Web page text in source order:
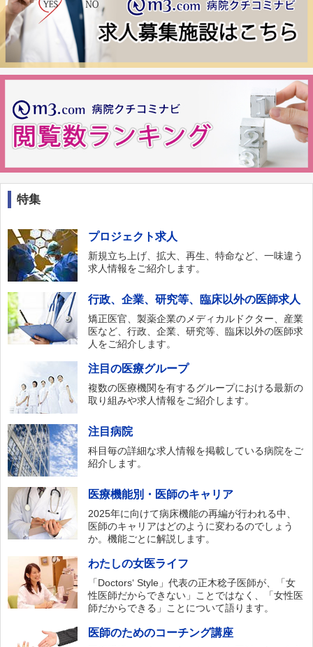
特集
プロジェクト求人
新規立ち上げ、拡大、再生、特命など、一味違う
求人情報をご紹介します。
行政、企業、研究等、臨床以外の医師求人
矯正医官、製薬企業のメディカルドクター、産業
医など、行政、企業、研究等、臨床以外の医師求
人をご紹介します。
注目の医療グループ
複数の医療機関を有するグループにおける最新の
取り組みや求人情報をご紹介します。
注目病院
科目毎の詳細な求人情報を掲載している病院をご
紹介します。
医療機能別・医師のキャリア
2025年に向けて病床機能の再編が行われる中、
医師のキャリアはどのように変わるのでしょう
か。機能ごとに解説します。
わたしの女医ライフ
「Doctors‘ Style」代表の正木稔子医師が、「女
性医師だからできない」ことではなく、「女性医
師だからできる」ことについて語ります。
医師のためのコーチング講座